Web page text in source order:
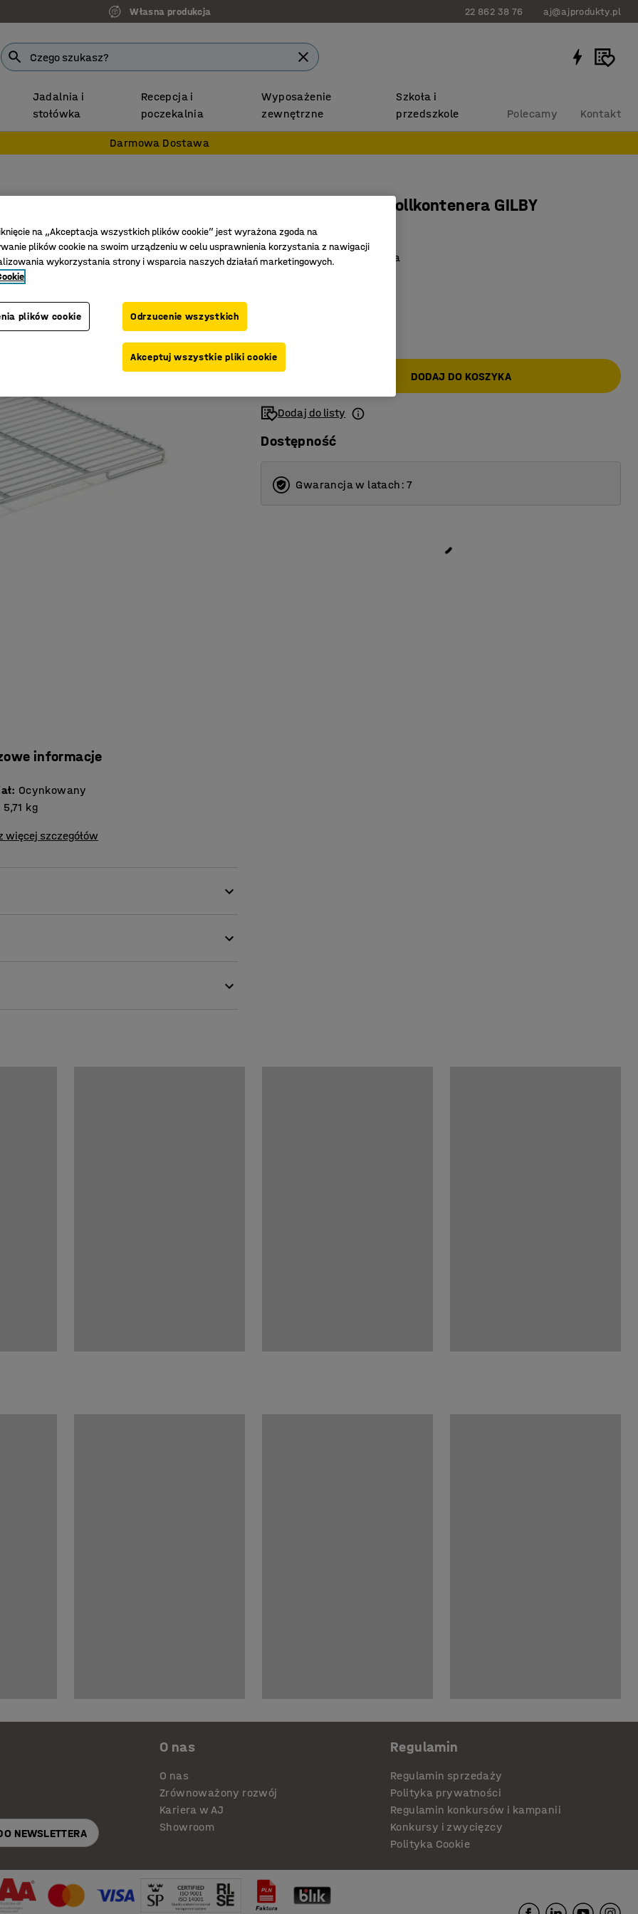
Własna produkcja 22 862 38 76 aj@ajprodukty.pl
Jadalnia i
stołówka
Recepcja i
poczekalnia
Wyposażenie
zewnętrzne
Szkoła i
przedszkole
Polecamy Kontakt
Darmowa Dostawa
informacje
: Ocynkowany
5,71 kg
więcej szczegółów
przestrzeń do przechowywania.
Półka z siatki do rollkontenera GILBY
Nr art.:244241
Zapewnia więcej miejsca
Netto (bez VAT)
DODAJ DO KOSZYKA
Dodaj do listy
Dostępność
Gwarancja w latach: 7
NEWSLETTERA
O nas
O nas
Zrównoważony rozwój
Kariera w AJ
Showroom
Regulamin
Regulamin sprzedaży
Polityka prywatności
Regulamin konkursów i kampanii
Konkursy i zwycięzcy
Polityka Cookie
na „Akceptacja wszystkich plików cookie” jest wyrażona zgoda na
plików cookie na swoim urządzeniu w celu usprawnienia korzystania z nawigacji
wykorzystania strony i wsparcia naszych działań marketingowych.
plików cookie Odrzucenie wszystkich
Akceptuj wszystkie pliki cookie